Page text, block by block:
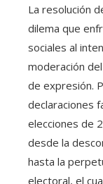
La resolución
dilema que
sociales al
moderación
de expresión.
declaraciones
elecciones de
desde la
hasta la
electoral, el